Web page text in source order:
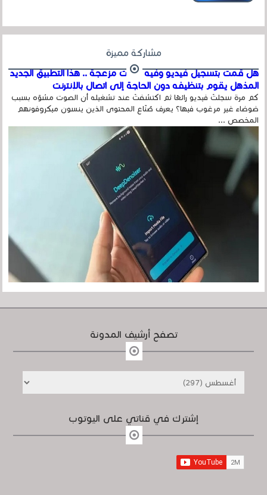
مشاركة مميزة
هل قمت بتسجيل فيديو وفيه أصوت مزعجة .. هذا التطبيق الجديد
المذهل يقوم بتنظيفه دون الحاجة إلى اتصال بالإنترنت
كم مرة سجلتَ فيديو رائعًا ثم اكتشفتَ عند تشغيله أن الصوت مشوّه بسبب
ضوضاء غير مرغوب فيها؟ يعرف صُنّاع المحتوى الذين ينسون ميكروفونهم
المخصص ...
تصفح أرشيف المدونة
إشترك في قناتي على اليوتوب